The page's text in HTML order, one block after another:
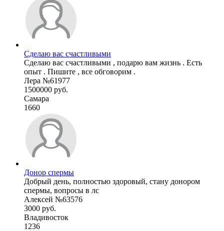
Сделаю вас счастливыми
Сделаю вас счастливыми , подарю вам жизнь . Есть
опыт . Пишите , все обговорим .
Лера №61977
1500000 руб.
Самара
1660
Донор спермы
Добрый день, полностью здоровый, стану донором
спермы, вопросы в лс
Алексей №63576
3000 руб.
Владивосток
1236